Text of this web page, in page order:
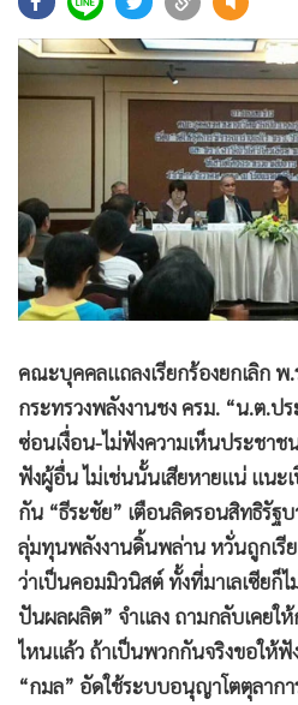
• ละคร
• CbizReview
•
Cyber BIZ
ผู้จัดกวน
Good health & Well-being
• Green Innovation & SD
• Management & HR
• MGR Live
• Infographic
• ท่องเที่ยว
• กีฬา
•
ต่างประเทศ
•
Special Scoop
• เศรษฐกิจ-ธุรกิจ
• จีน
• ชุมชน-คุณภาพชีวิต
• อาชญากรรม
• Motoring
คณะบุคคลแถลงเรียกร้องยกเลิก พ
กระทรวงพลังงานชง ครม. “น.ต.ปร
ซ่อนเงื่อน-ไม่ฟังความเห็นประชา
ฟังผู้อื่น ไม่เช่นนั้นเสียหายแน่ แนะ
กัน “ธีระชัย” เตือนลิดรอนสิทธิรัฐ
ลุ่มทุนพลังงานดิ้นพล่าน หวั่นถูกเ
ว่าเป็นคอมมิวนิสต์ ทั้งที่มาเลเซียก็
ปันผลผลิต” จำแลง ถามกลับเคยใ
ไหนแล้ว ถ้าเป็นพวกกันจริงขอให้ฟั
“กมล” อัดใช้ระบบอนุญาโตตุลากา